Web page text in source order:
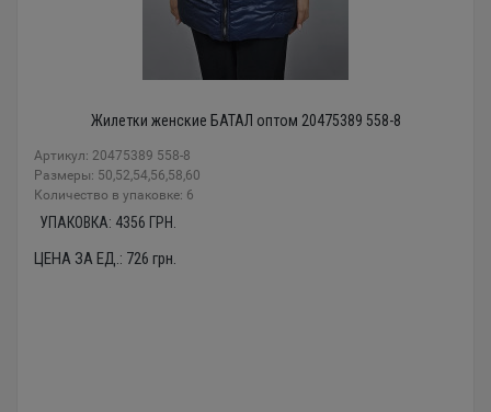
Жилетки женские БАТАЛ оптом 20475389 558-8
Артикул: 20475389 558-8
Размеры: 50,52,54,56,58,60
Количество в упаковке: 6
УПАКОВКА: 4356 ГРН.
ЦЕНА ЗА ЕД.: 726 грн.